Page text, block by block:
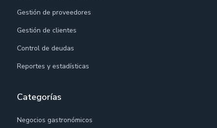
Gestión de proveedores
Gestión de clientes
Control de deudas
Reportes y estadísticas
Categorías
Negocios gastronómicos